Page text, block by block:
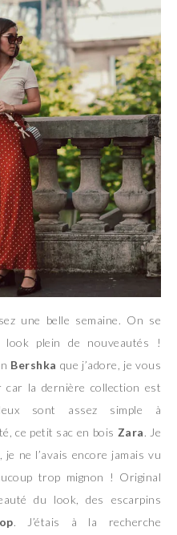
une belle semaine. On se
look plein de nouveautés !
Bershka que j’adore, je vous
car la dernière collection est
sont assez simple à
ce petit sac en bois Zara. Je
, je ne l’avais encore jamais vu
trop mignon ! Original
du look, des escarpins
. J’étais à la recherche